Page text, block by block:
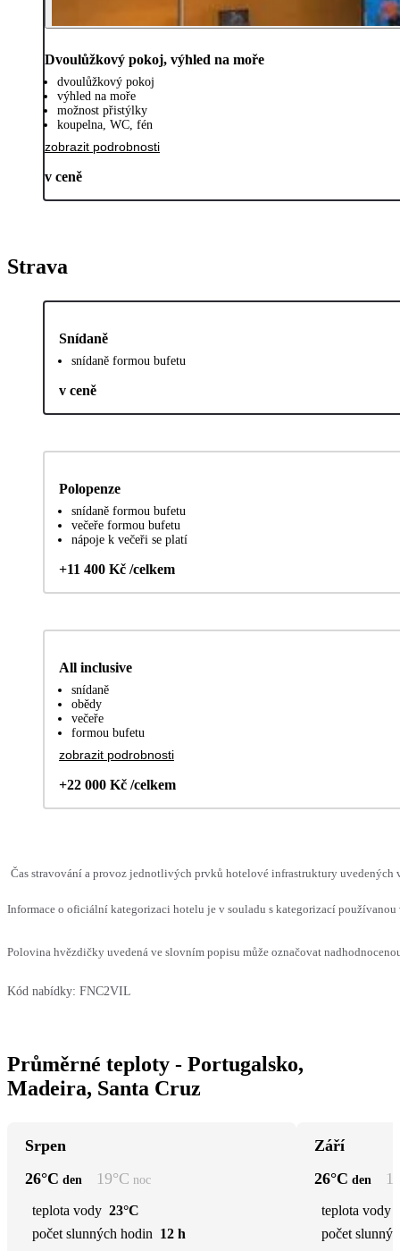
Dvoulůžkový pokoj, výhled na moře
dvoulůžkový pokoj
výhled na moře
možnost přistýlky
koupelna, WC, fén
zobrazit podrobnosti
v ceně
Strava
Snídaně
snídaně formou bufetu
v ceně
Polopenze
snídaně formou bufetu
večeře formou bufetu
nápoje k večeři se platí
+11 400 Kč /celkem
All inclusive
snídaně
obědy
večeře
formou bufetu
zobrazit podrobnosti
+22 000 Kč /celkem
Čas stravování a provoz jednotlivých prvků hotelové infrastruktury uvedených
Informace o oficiální kategorizaci hotelu je v souladu s kategorizací
Polovina hvězdičky uvedená ve slovním popisu může označovat
Kód nabídky: FNC2VIL
Průměrné teploty - Portugalsko,
Madeira, Santa Cruz
Srpen
26°C den 19°C noc
teplota vody 23°C
počet slunných hodin 12 h
Září
26°C den
teplota vody
počet